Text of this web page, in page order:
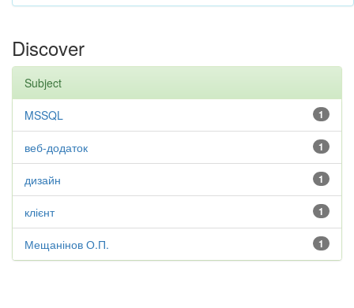
Discover
Subject
1
MSSQL
1
веб-додаток
1
дизайн
1
клієнт
1
Мещанінов О.П.